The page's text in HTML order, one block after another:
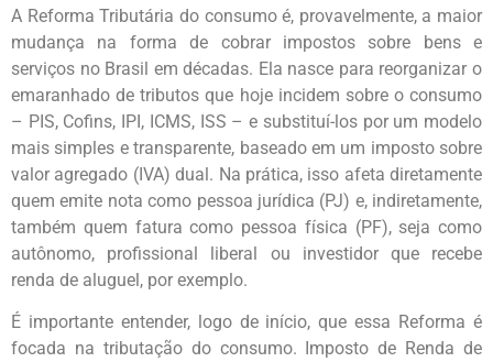
A Reforma Tributária do consumo é, provavelmente, a maior
mudança na forma de cobrar impostos sobre bens e
serviços no Brasil em décadas. Ela nasce para reorganizar o
emaranhado de tributos que hoje incidem sobre o consumo
– PIS, Cofins, IPI, ICMS, ISS – e substituí-los por um modelo
mais simples e transparente, baseado em um imposto sobre
valor agregado (IVA) dual. Na prática, isso afeta diretamente
quem emite nota como pessoa jurídica (PJ) e, indiretamente,
também quem fatura como pessoa física (PF), seja como
autônomo, profissional liberal ou investidor que recebe
renda de aluguel, por exemplo.
É importante entender, logo de início, que essa Reforma é
focada na tributação do consumo. Imposto de Renda de